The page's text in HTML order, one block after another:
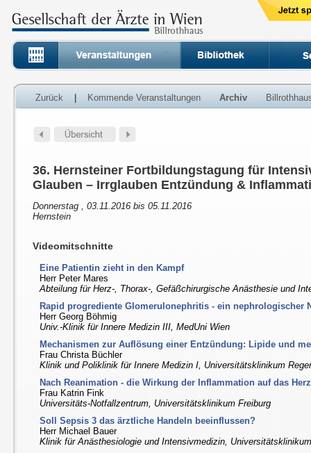
Zurück Kommende Veranstaltungen Archiv
36. Hernsteiner Fortbildungstagung für
Glauben – Irrglauben Entzündung &
Donnerstag , 03.11.2016 bis 05.11.2016
Hernstein
Videomitschnitte
Eine Patientin zieht in den Kampf
Herr Peter Mares
Abteilung für Herz-, Thorax-, Gefäßchirurgische Anästhesie und
Rapid progrediente Glomerulonephritis - ein nephrologischer
Herr Georg Böhmig
Univ.-Klinik für Innere Medizin III, MedUni Wien
Mechanismen zur Auflösung einer Entzündung: Lipide und
Frau Christa Büchler
Klinik und Poliklinik für Innere Medizin I, Universitätsklinikum
Nach Reanimation - die Wirkung der Inflammation auf das Herz
Frau Katrin Fink
Universitäts-Notfallzentrum, Universitätsklinikum Freiburg
Soll Sepsis 3 das ärztliche Handeln beeinflussen?
Herr Michael Bauer
Klinik für Anästhesiologie und Intensivmedizin,